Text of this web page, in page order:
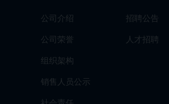
公司介绍
公司荣誉
组织架构
销售人员公示
招聘公告
人才招聘